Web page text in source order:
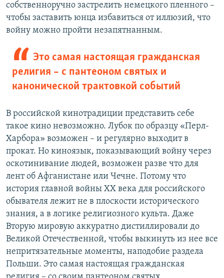
собственноручно застрелить немецкого пленного –
чтобы заставить юнца избавиться от иллюзий, что
войну можно пройти незапятнанным.
Это самая настоящая гражданская
религия – с пантеоном святых и
канонической трактовкой событий
В российской кинотрадиции представить себе
такое кино невозможно. Лубок по образцу «Перл-
Харбора» возможен – и регулярно выходит в
прокат. Но киноязык, показывающий войну через
оскотинивание людей, возможен разве что для
лент об Афганистане или Чечне. Потому что
история главной войны ХХ века для российского
обывателя лежит не в плоскости исторического
знания, а в логике религиозного культа. Даже
Вторую мировую аккуратно дистиллировали до
Великой Отечественной, чтобы выкинуть из нее все
непритязательные моменты, наподобие раздела
Польши. Это самая настоящая гражданская